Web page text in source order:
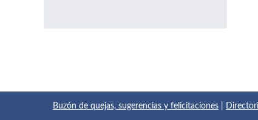
Buzón de quejas, sugerencias y felicitaciones